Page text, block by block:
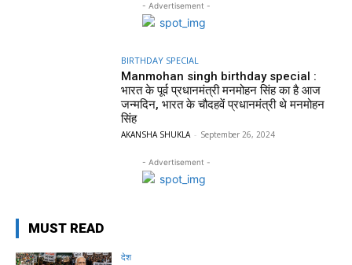
- Advertisement -
BIRTHDAY SPECIAL
Manmohan singh birthday special :
भारत के पूर्व प्रधानमंत्री मनमोहन सिंह का है आज
जन्मदिन, भारत के चौदहवें प्रधानमंत्री थे मनमोहन
सिंह
AKANSHA SHUKLA - September 26, 2024
- Advertisement -
MUST READ
देश